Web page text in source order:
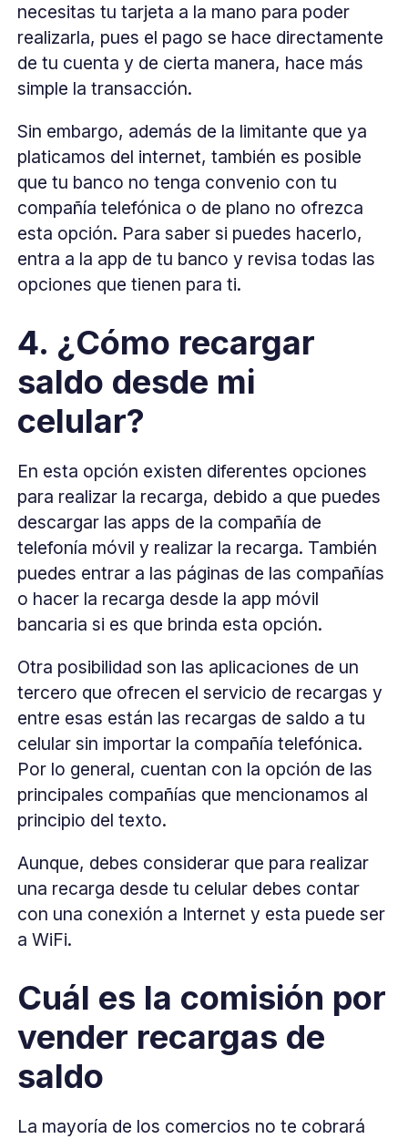
necesitas tu tarjeta a la mano para poder
realizarla, pues el pago se hace directamente
de tu cuenta y de cierta manera, hace más
simple la transacción.
Sin embargo, además de la limitante que ya
platicamos del internet, también es posible
que tu banco no tenga convenio con tu
compañía telefónica o de plano no ofrezca
esta opción. Para saber si puedes hacerlo,
entra a la app de tu banco y revisa todas las
opciones que tienen para ti.
4. ¿Cómo recargar
saldo desde mi
celular?
En esta opción existen diferentes opciones
para realizar la recarga, debido a que puedes
descargar las apps de la compañía de
telefonía móvil y realizar la recarga. También
puedes entrar a las páginas de las compañías
o hacer la recarga desde la app móvil
bancaria si es que brinda esta opción.
Otra posibilidad son las aplicaciones de un
tercero que ofrecen el servicio de recargas y
entre esas están las recargas de saldo a tu
celular sin importar la compañía telefónica.
Por lo general, cuentan con la opción de las
principales compañías que mencionamos al
principio del texto.
Aunque, debes considerar que para realizar
una recarga desde tu celular debes contar
con una conexión a Internet y esta puede ser
a WiFi.
Cuál es la comisión por
vender recargas de
saldo
La mayoría de los comercios no te cobrará